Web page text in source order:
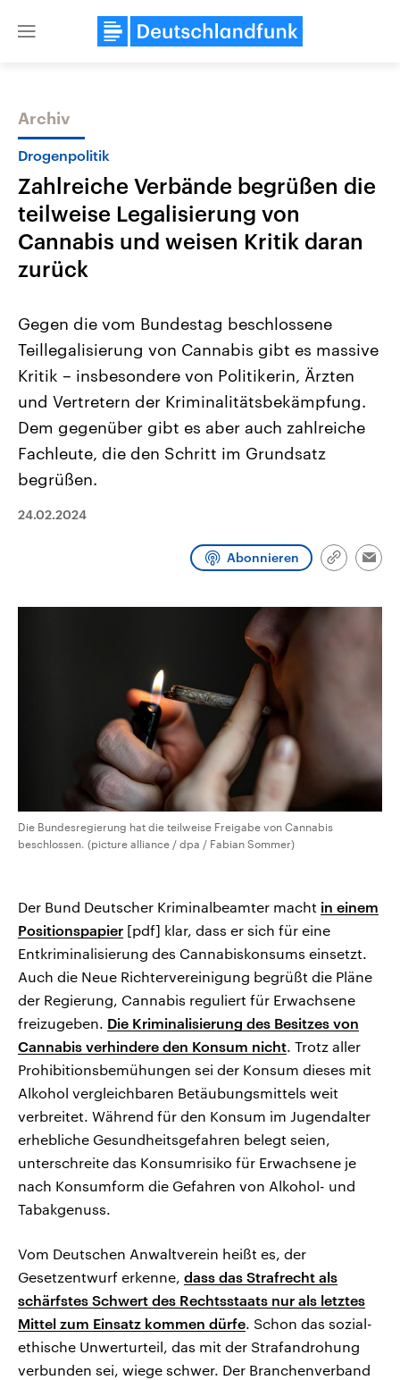
Close
Themen
2026
Alle Informationen
Sachsen-Anhalt wählt am 6.
September 2026 einen neuen
Landtag. Seit 2021 wird das
Bundesland von einer Koalition aus
CDU, SPD und FDP regiert.-
Umfragen, Prognosen,
Wahlprogramme, aktuelle Berichte
und Hintergründe zu den Parteien
Wahl.
Aktuelle Beiträge,
Hintergründe
Wirtschaftlich und
gehören die Vereinigten
den mächtigsten Ländern
mit großem Einfluss auf
aktuelle Weltgeschehen.
Sendungen Programm Podcasts
Archiv
Drogenpolitik
Zahlreiche Verbände begrüßen die
teilweise Legalisierung von
Cannabis und weisen Kritik daran
zurück
Gegen die vom Bundestag beschlossene
Teillegalisierung von Cannabis gibt es massive
Kritik – insbesondere von Politikerin, Ärzten
und Vertretern der Kriminalitätsbekämpfung.
Dem gegenüber gibt es aber auch zahlreiche
Fachleute, die den Schritt im Grundsatz
begrüßen.
24.02.2024
Abonnieren
Link
Die Bundesregierung hat die teilweise Freigabe von Cannabis
beschlossen. (picture alliance / dpa / Fabian Sommer)
Der Bund Deutscher Kriminalbeamter macht in einem
Positionspapier [pdf] klar, dass er sich für eine
Entkriminalisierung des Cannabiskonsums einsetzt.
Auch die Neue Richtervereinigung begrüßt die Pläne
der Regierung, Cannabis reguliert für Erwachsene
freizugeben. Die Kriminalisierung des Besitzes von
Cannabis verhindere den Konsum nicht. Trotz aller
Prohibitionsbemühungen sei der Konsum dieses mit
Alkohol vergleichbaren Betäubungsmittels weit
verbreitet. Während für den Konsum im Jugendalter
erhebliche Gesundheitsgefahren belegt seien,
unterschreite das Konsumrisiko für Erwachsene je
nach Konsumform die Gefahren von Alkohol- und
Tabakgenuss.
Vom Deutschen Anwaltverein heißt es, der
Gesetzentwurf erkenne, dass das Strafrecht als
schärfstes Schwert des Rechtsstaats nur als letztes
Mittel zum Einsatz kommen dürfe. Schon das sozial-
ethische Unwerturteil, das mit der Strafandrohung
verbunden sei, wiege schwer. Der Branchenverband